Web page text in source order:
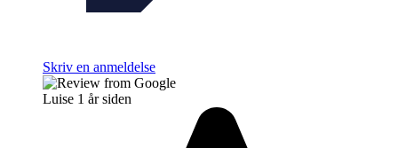
Skriv en anmeldelse
Luise 1 år siden